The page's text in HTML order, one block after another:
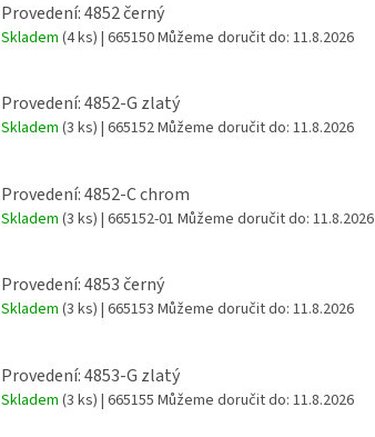
Provedení: 4852 černý
Skladem (4 ks) | 665150Můžeme doručit do: 11.8.2026
Provedení: 4852-G zlatý
Skladem (3 ks) | 665152Můžeme doručit do: 11.8.2026
Provedení: 4852-C chrom
Skladem (3 ks) | 665152-01 Můžeme doručit do: 11.8.2026
Provedení: 4853 černý
Skladem (3 ks) | 665153 Můžeme doručit do: 11.8.2026
Provedení: 4853-G zlatý
Skladem (3 ks) | 665155 Můžeme doručit do: 11.8.2026